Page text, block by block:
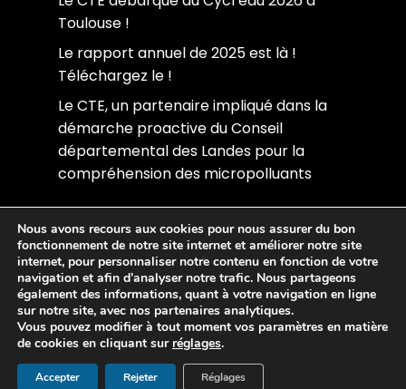
Toulouse !
Le rapport annuel de 2025 est là !
Téléchargez le !
Le CTE, un partenaire impliqué dans la
démarche proactive du Conseil
départemental des Landes pour la
compréhension des micropolluants
©CTE Limoges - 2022
Mentions légales
Politique de confidentialité
Nous avons recours aux cookies pour nous assurer du bon
fonctionnement de notre site internet et améliorer notre site
internet, pour personnaliser notre contenu en fonction de votre
navigation et afin d’analyser notre trafic. Nous partageons
également des informations, quant à votre navigation en ligne
sur notre site, avec nos partenaires analytiques.
Vous pouvez modifier à tout moment vos paramètres en matière
de cookies en cliquant sur réglages.
Accepter Rejeter Réglages